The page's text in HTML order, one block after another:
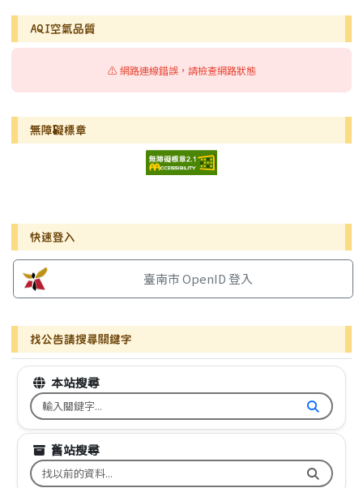
AQI空氣品質
⚠️ 網路連線錯誤，請檢查網路狀態
無障礙標章
右邊區域內容
快速登入
臺南市 OpenID 登入
找公告請搜尋關鍵字
本站搜尋
搜尋台南市文元國小全球資訊網關鍵字
舊站搜尋
搜尋台南市文元國小舊校網關鍵字